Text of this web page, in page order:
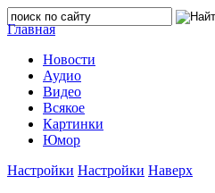
Главная
Новости
Аудио
Видео
Всякое
Картинки
Юмор
Настройки Настройки Наверх